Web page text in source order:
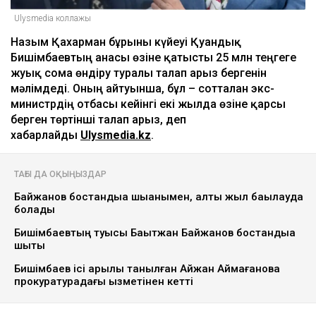
Ulysmedia коллажы
Назым Қахарман бұрынғы күйеуі Қуандық
Бишімбаевтың анасы өзіне қатысты 25 млн теңгеге
жуық сома өндіру туралы талап арыз бергенін
мәлімдеді. Оның айтуынша, бұл – сотталған экс-
министрдің отбасы кейінгі екі жылда өзіне қарсы
берген төртінші талап арыз, деп
хабарлайды Ulysmedia.kz.
ТАҒЫ ДА ОҚЫҢЫЗДАР
Байжанов бостандыққа шыққанымен, алты жыл бақылауда
болады
Бишімбаевтың туысы Бақытжан Байжанов бостандыққа
шықты
Бишімбаев ісі арқылы танылған Айжан Аймағанова
прокуратурадағы қызметінен кетті